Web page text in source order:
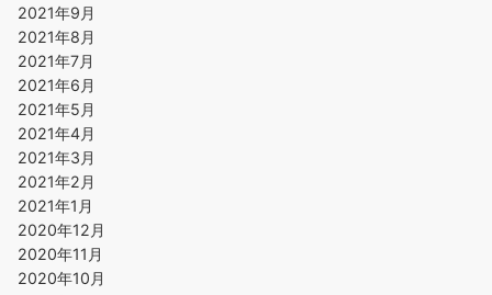
2021年9月
2021年8月
2021年7月
2021年6月
2021年5月
2021年4月
2021年3月
2021年2月
2021年1月
2020年12月
2020年11月
2020年10月